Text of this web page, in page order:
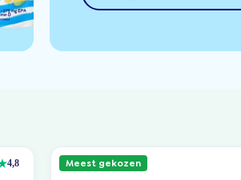
4,8 Meest gekozen